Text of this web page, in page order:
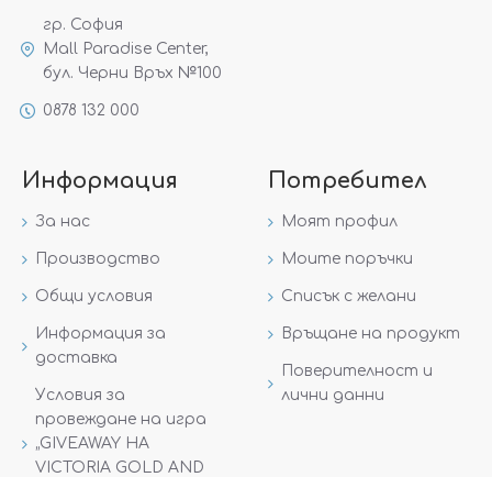
гр. София
Mall Paradise Center,
бул. Черни Връх №100
0878 132 000
Информация
За нас
Производство
Общи условия
Информация за
доставка
Условия за
провеждане на игра
„GIVEAWAY НА
VICTORIA GOLD AND
Потребител
Моят профил
Моите поръчки
Списък с желани
Връщане на продукт
Поверителност и
лични данни